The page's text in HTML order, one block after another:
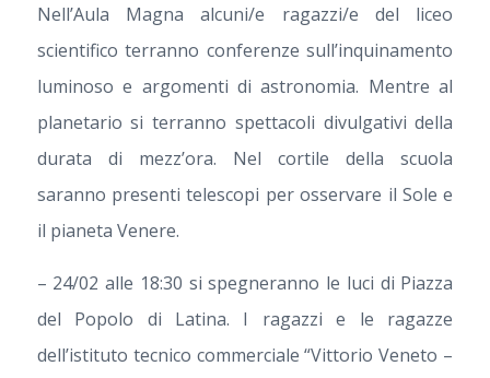
Nell’Aula Magna alcuni/e ragazzi/e del liceo
scientifico terranno conferenze sull’inquinamento
luminoso e argomenti di astronomia. Mentre al
planetario si terranno spettacoli divulgativi della
durata di mezz’ora. Nel cortile della scuola
saranno presenti telescopi per osservare il Sole e
il pianeta Venere.
– 24/02 alle 18:30 si spegneranno le luci di Piazza
del Popolo di Latina. I ragazzi e le ragazze
dell’istituto tecnico commerciale “Vittorio Veneto –